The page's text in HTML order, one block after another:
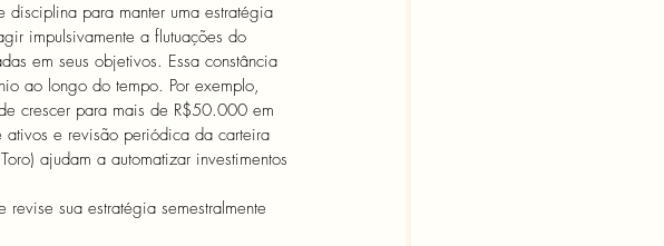
para manter uma estratégia
impulsivamente a flutuações do
em seus objetivos. Essa constância
ao longo do tempo. Por exemplo,
crescer para mais de R$50.000 em
e revisão periódica da carteira
ajudam a automatizar investimentos
sua estratégia semestralmente